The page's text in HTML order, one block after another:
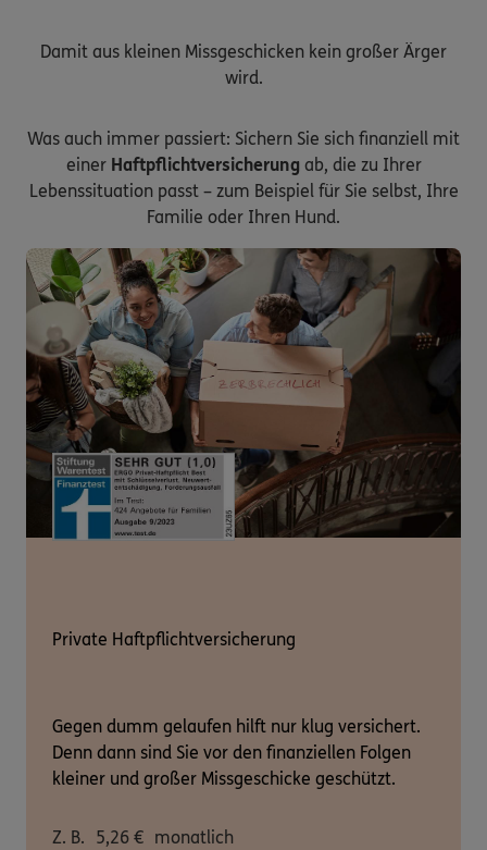
Damit aus kleinen Missgeschicken kein großer Ärger
wird.
Was auch immer passiert: Sichern Sie sich finanziell mit
einer Haftpflichtversicherung ab, die zu Ihrer
Lebenssituation passt – zum Beispiel für Sie selbst, Ihre
Familie oder Ihren Hund.
Private Haftpflichtversicherung
Gegen dumm gelaufen hilft nur klug versichert.
Denn dann sind Sie vor den finanziellen Folgen
kleiner und großer Missgeschicke geschützt.
Z. B. 5,26 € monatlich